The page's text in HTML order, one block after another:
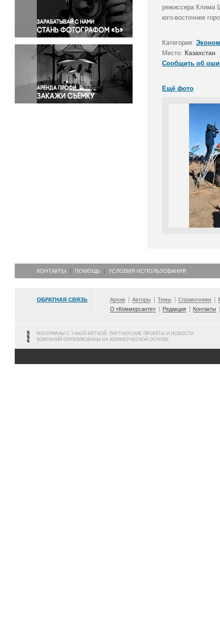
Правосудие
Происшествия и конфликты
Религия
Светская жизнь
Спорт
Экология
Экономика и бизнес
режиссера Клима
юго-восточнее
Категория:
Место: Казахстан
Сообщить об
Ещё фото
КОНТАКТЫ ПОМОЩЬ УСЛОВИЯ ИСПОЛЬЗОВАНИЯ
ОБРАТНАЯ СВЯЗЬ Архив Авторы Темы Справочники
О «Коммерсанте»
Редакция Контакты
МАТЕРИАЛЫ С ТАКОЙ МЕТКОЙ, ПАРТНЕРСКИЕ ПРОЕКТЫ И НОВОСТИ
КОМПАНИЙ ОПУБЛИКОВАНЫ НА КОММЕРЧЕСКОЙ ОСНОВЕ